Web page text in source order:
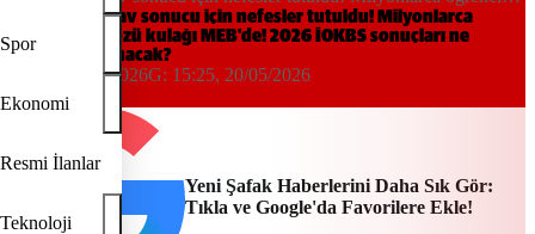
Spor
Ekonomi
Resmi İlanlar
Teknoloji
gözü kulağı MEB'de! 2026 İOKBS sonuçları ne zaman
açıklanacak?
Bursluluk sınav sonucu için nefesler tutuldu! Milyonlarca
öğrencinin gözü kulağı MEB'de! 2026 İOKBS sonuçları ne
zaman açıklanacak?
15:25, 20/05/2026G: 15:25, 20/05/2026
Yeni Şafak
Yeni Şafak Haberlerini Daha Sık Gör:
Tıkla ve Google'da Favorilere Ekle!